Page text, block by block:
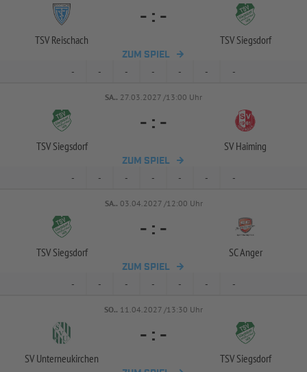
TSV Reischach
- : -
TSV Siegsdorf
ZUM SPIEL
- - - - - - -
SA.. 27.03.2027 /13:00 Uhr
TSV Siegsdorf
- : -
SV Haiming
ZUM SPIEL
- - - - - - -
SA.. 03.04.2027 /12:00 Uhr
TSV Siegsdorf
- : -
SC Anger
ZUM SPIEL
- - - - - - -
SO.. 11.04.2027 /13:30 Uhr
SV Unterneukirchen
- : -
TSV Siegsdorf